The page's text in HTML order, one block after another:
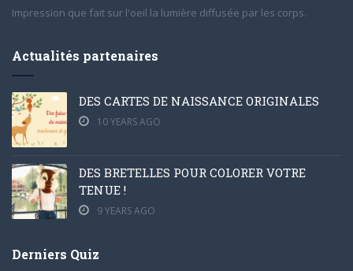
Impression que fait sur l'oeil la lumière diffusée par les corps.
Actualités partenaires
DES CARTES DE NAISSANCE ORIGINALES
10 YEARS AGO
DES BRETELLES POUR COLORER VOTRE
TENUE !
9 YEARS AGO
Derniers Quiz